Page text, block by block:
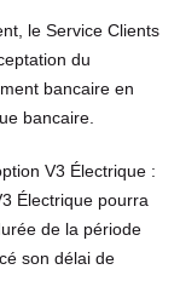
le Service Clients
du
bancaire en
bancaire.
V3 Électrique :
Électrique pourra
de la période
son délai de